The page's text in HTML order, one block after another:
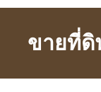
ขายที่ดิ